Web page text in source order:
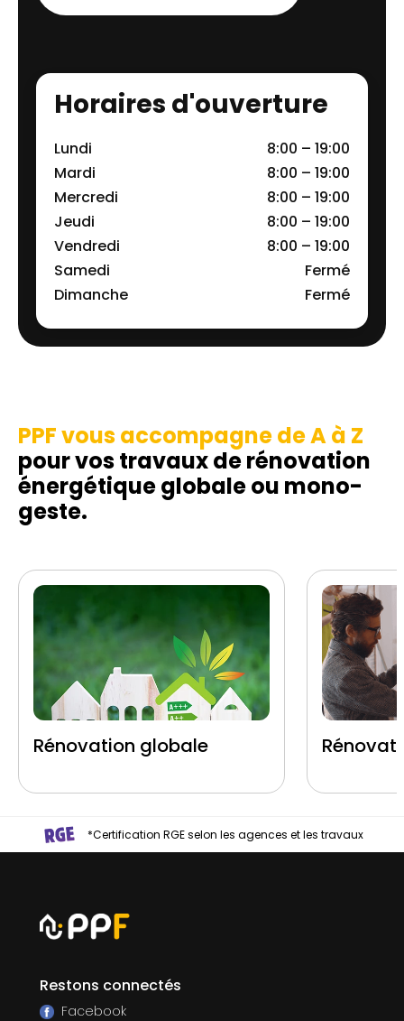
Horaires d'ouverture
Lundi
8:00 – 19:00
Mardi
8:00 – 19:00
Mercredi
8:00 – 19:00
Jeudi
8:00 – 19:00
Vendredi
8:00 – 19:00
Samedi
Fermé
Dimanche
Fermé
PPF vous accompagne de A à Z
pour vos travaux de rénovation
énergétique globale ou mono-
geste.
Rénovation globale
*Certification RGE selon les agences et les travaux
Restons connectés
Facebook